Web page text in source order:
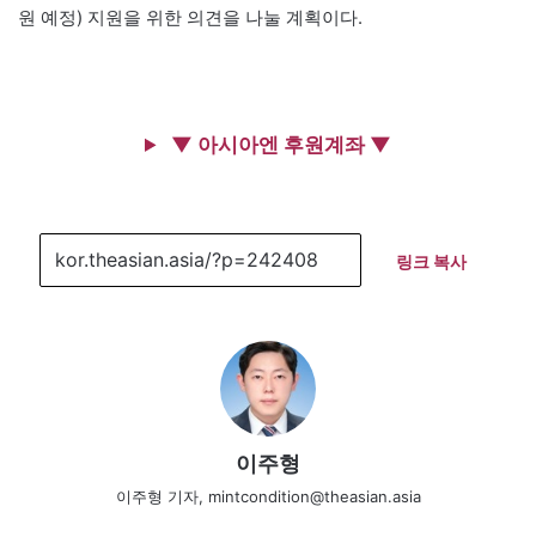
원 예정) 지원을 위한 의견을 나눌 계획이다.
▼ 아시아엔 후원계좌 ▼
링크 복사
이주형
이주형 기자, mintcondition@theasian.asia